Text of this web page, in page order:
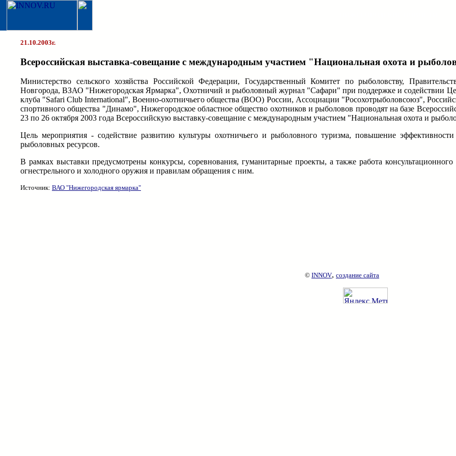
21.10.2003г.
Всероссийская выставка-совещание с международным участием "Национальная охота и
Министерство сельского хозяйства Российской Федерации, Государственный Комитет по рыболовству,
Новгорода, ВЗАО "Нижегородская Ярмарка", Охотничий и рыболовный журнал "Сафари" при поддержке и содействии
клуба "Safari Сlub International", Военно-охотничьего общества (ВОО) России, Ассоциации "Росохотрыболовсоюз",
спортивного общества "Динамо", Нижегородское областное общество охотников и рыболовов проводят на базе
23 по 26 октября 2003 года Всероссийскую выставку-совещание с международным участием "Национальная охота и
Цель мероприятия - содействие развитию культуры охотничьего и рыболовного туризма, повышение
рыболовных ресурсов.
В рамках выставки предусмотрены конкурсы, соревнования, гуманитарные проекты, а также работа
огнестрельного и холодного оружия и правилам обращения с ним.
Источник: ВАО "Нижегородская ярмарка"
© INNOV, создание сайта